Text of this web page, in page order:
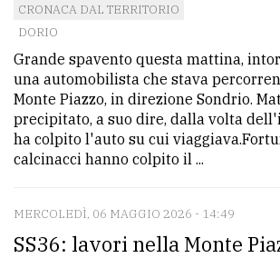
CRONACA DAL TERRITORIO
DORIO
Grande spavento questa mattina,
una automobilista che stava
Monte Piazzo, in direzione Sondrio.
precipitato, a suo dire, dalla volta
ha colpito l'auto su cui
calcinacci hanno colpito il ...
MERCOLEDÌ, 06 MAGGIO 2026 - 14:49
SS36: lavori nella Monte